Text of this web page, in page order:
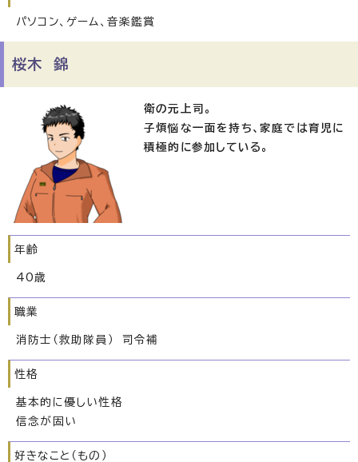
パソコン、ゲーム、音楽鑑賞
桜木 錦
衛の元上司。
子煩悩な一面を持ち、家庭では育児に
積極的に参加している。
年齢
40歳
職業
消防士（救助隊員） 司令補
性格
基本的に優しい性格
信念が固い
好きなこと（もの）